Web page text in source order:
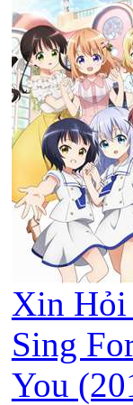
Xin Hỏi
Sing
You